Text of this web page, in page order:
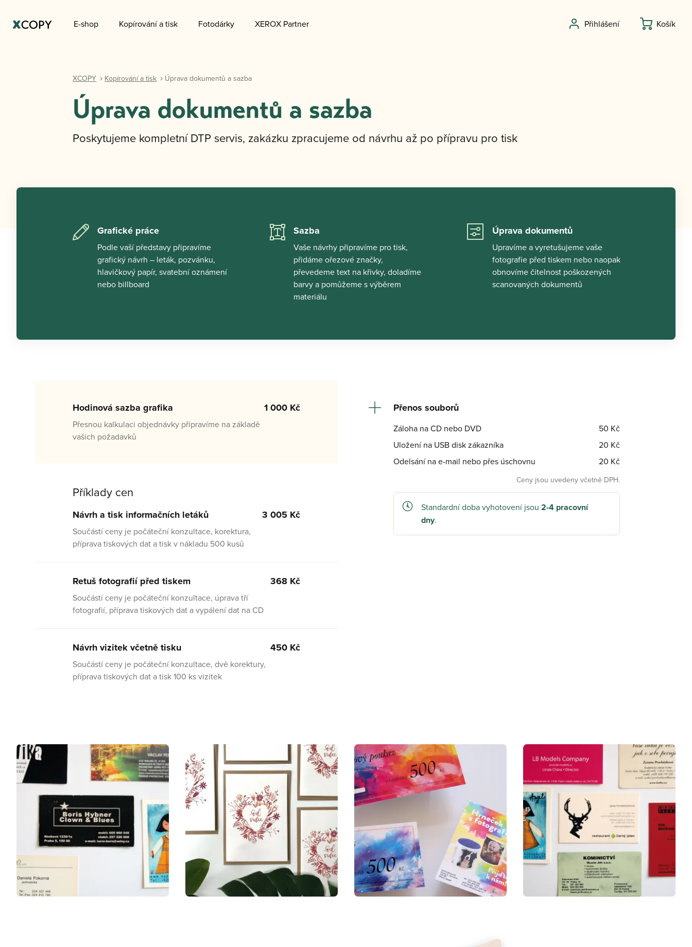
E-shop Kopírování a tisk Fotodárky XEROX Partner Přihlášení Košík
XCOPY Kopírování a tisk Úprava dokumentů a sazba
Úprava dokumentů a sazba
Poskytujeme kompletní DTP servis, zakázku zpracujeme od návrhu až po přípravu pro tisk
Grafické práce
Podle vaší představy připravíme
grafický návrh – leták, pozvánku,
hlavičkový papír, svatební oznámení
nebo billboard
Sazba
Vaše návrhy připravíme pro tisk,
přidáme ořezové značky,
převedeme text na křivky, doladíme
barvy a pomůžeme s výběrem
materiálu
Úprava dokumentů
Upravíme a vyretušujeme vaše
fotografie před tiskem nebo naopak
obnovíme čitelnost poškozených
scanovaných dokumentů
Hodinová sazba grafika 1 000 Kč
Přesnou kalkulaci objednávky připravíme na základě
vašich požadavků
Příklady cen
Návrh a tisk informačních letáků 3 005 Kč
Součástí ceny je počáteční konzultace, korektura,
příprava tiskových dat a tisk v nákladu 500 kusů
Retuš fotografií před tiskem 368 Kč
Součástí ceny je počáteční konzultace, úprava tří
fotografií, příprava tiskových dat a vypálení dat na CD
Návrh vizitek včetně tisku 450 Kč
Součástí ceny je počáteční konzultace, dvě korektury,
příprava tiskových dat a tisk 100 ks vizitek
Přenos souborů
Záloha na CD nebo DVD
50 Kč
Uložení na USB disk zákazníka
20 Kč
Odelsání na e-mail nebo přes úschovnu
20 Kč
Ceny jsou uvedeny včetně DPH.
Standardní doba vyhotovení jsou 2-4 pracovní
dny.